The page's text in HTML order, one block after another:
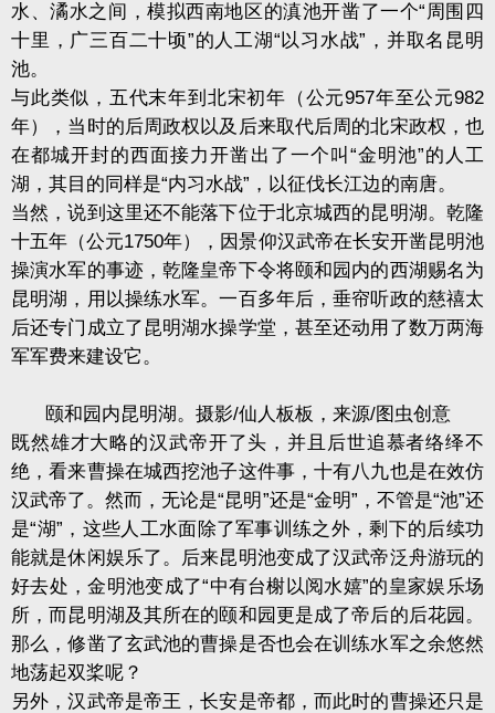
水、潏水之间，模拟西南地区的滇池开凿了一个“周围四
十里，广三百二十顷”的人工湖“以习水战”，并取名昆明
池。
与此类似，五代末年到北宋初年（公元957年至公元982
年），当时的后周政权以及后来取代后周的北宋政权，也
在都城开封的西面接力开凿出了一个叫“金明池”的人工
湖，其目的同样是“内习水战”，以征伐长江边的南唐。
当然，说到这里还不能落下位于北京城西的昆明湖。乾隆
十五年（公元1750年），因景仰汉武帝在长安开凿昆明池
操演水军的事迹，乾隆皇帝下令将颐和园内的西湖赐名为
昆明湖，用以操练水军。一百多年后，垂帘听政的慈禧太
后还专门成立了昆明湖水操学堂，甚至还动用了数万两海
军军费来建设它。
颐和园内昆明湖。摄影/仙人板板，来源/图虫创意
既然雄才大略的汉武帝开了头，并且后世追慕者络绎不
绝，看来曹操在城西挖池子这件事，十有八九也是在效仿
汉武帝了。然而，无论是“昆明”还是“金明”，不管是“池”还
是“湖”，这些人工水面除了军事训练之外，剩下的后续功
能就是休闲娱乐了。后来昆明池变成了汉武帝泛舟游玩的
好去处，金明池变成了“中有台榭以阅水嬉”的皇家娱乐场
所，而昆明湖及其所在的颐和园更是成了帝后的后花园。
那么，修凿了玄武池的曹操是否也会在训练水军之余悠然
地荡起双桨呢？
另外，汉武帝是帝王，长安是帝都，而此时的曹操还只是